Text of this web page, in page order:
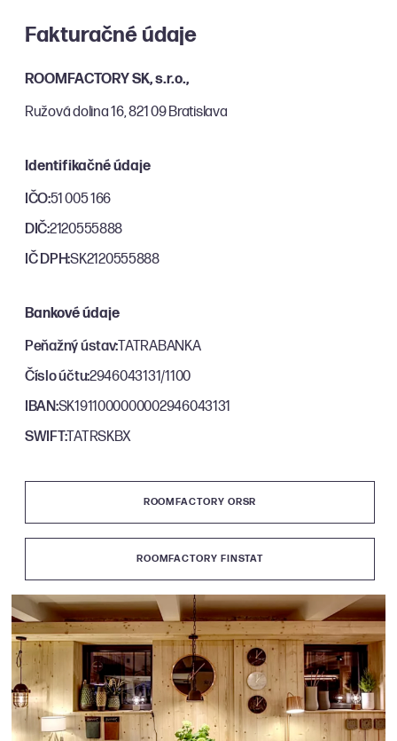
Fakturačné údaje
ROOMFACTORY SK, s.r.o.,
Ružová dolina 16, 821 09 Bratislava
Identifikačné údaje
IČO:51 005 166
DIČ:2120555888
IČ DPH:SK2120555888
Bankové údaje
Peňažný ústav:TATRABANKA
Číslo účtu:2946043131/1100
IBAN:SK1911000000002946043131
SWIFT:TATRSKBX
ROOMFACTORY ORSR
ROOMFACTORY FINSTAT